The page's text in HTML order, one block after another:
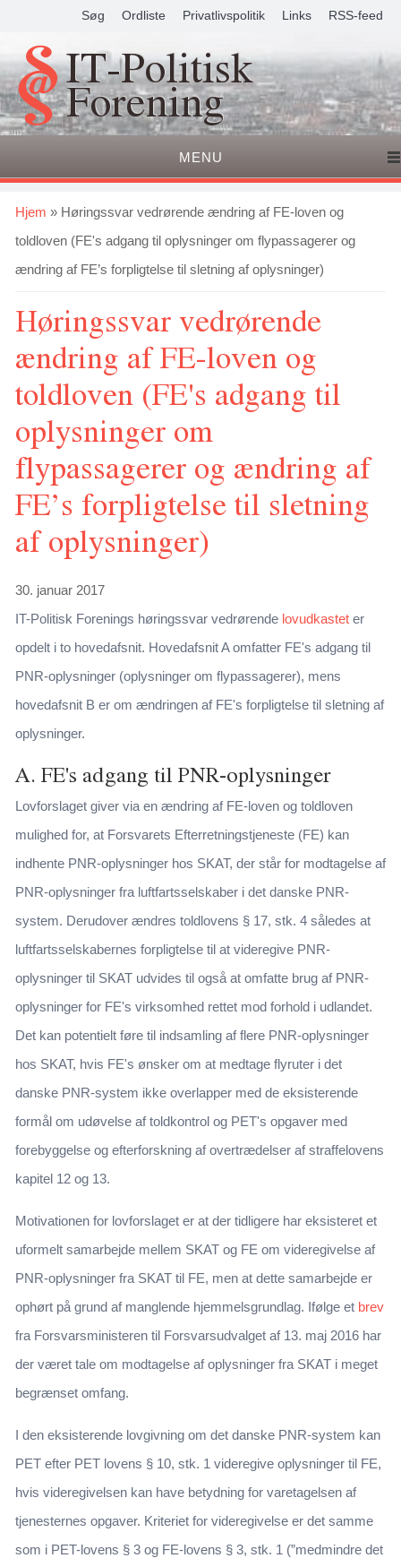
Søg Ordliste Privatlivspolitik Links RSS-feed
IT-Politisk
Forening
MENU
Du er her
Hjem » Høringssvar vedrørende ændring af FE-loven og
toldloven (FE's adgang til oplysninger om flypassagerer og
ændring af FE’s forpligtelse til sletning af oplysninger)
Høringssvar vedrørende
ændring af FE-loven og
toldloven (FE's adgang til
oplysninger om
flypassagerer og ændring af
FE’s forpligtelse til sletning
af oplysninger)
30. januar 2017
IT-Politisk Forenings høringssvar vedrørende lovudkastet er
opdelt i to hovedafsnit. Hovedafsnit A omfatter FE's adgang til
PNR-oplysninger (oplysninger om flypassagerer), mens
hovedafsnit B er om ændringen af FE's forpligtelse til sletning af
oplysninger.
A. FE's adgang til PNR-oplysninger
Lovforslaget giver via en ændring af FE-loven og toldloven
mulighed for, at Forsvarets Efterretningstjeneste (FE) kan
indhente PNR-oplysninger hos SKAT, der står for modtagelse af
PNR-oplysninger fra luftfartsselskaber i det danske PNR-
system. Derudover ændres toldlovens § 17, stk. 4 således at
luftfartsselskabernes forpligtelse til at videregive PNR-
oplysninger til SKAT udvides til også at omfatte brug af PNR-
oplysninger for FE's virksomhed rettet mod forhold i udlandet.
Det kan potentielt føre til indsamling af flere PNR-oplysninger
hos SKAT, hvis FE's ønsker om at medtage flyruter i det
danske PNR-system ikke overlapper med de eksisterende
formål om udøvelse af toldkontrol og PET's opgaver med
forebyggelse og efterforskning af overtrædelser af straffelovens
kapitel 12 og 13.
Motivationen for lovforslaget er at der tidligere har eksisteret et
uformelt samarbejde mellem SKAT og FE om videregivelse af
PNR-oplysninger fra SKAT til FE, men at dette samarbejde er
ophørt på grund af manglende hjemmelsgrundlag. Ifølge et brev
fra Forsvarsministeren til Forsvarsudvalget af 13. maj 2016 har
der været tale om modtagelse af oplysninger fra SKAT i meget
begrænset omfang.
I den eksisterende lovgivning om det danske PNR-system kan
PET efter PET lovens § 10, stk. 1 videregive oplysninger til FE,
hvis videregivelsen kan have betydning for varetagelsen af
tjenesternes opgaver. Kriteriet for videregivelse er det samme
som i PET-lovens § 3 og FE-lovens § 3, stk. 1 (”medmindre det